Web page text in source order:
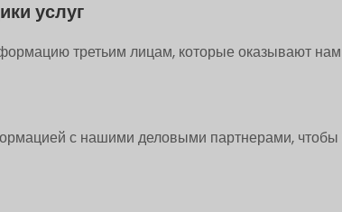
услуг
третьим лицам, которые оказывают нам
с нашими деловыми партнерами, чтобы